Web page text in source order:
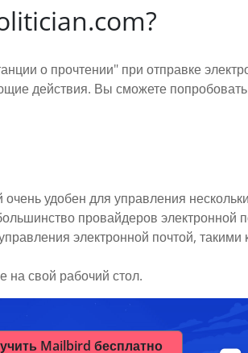
о прочтении" при отправке
действия. Вы сможете
удобен для управления
провайдеров электронной
электронной почтой, такими
на свой рабочий стол.
Mailbird бесплатно